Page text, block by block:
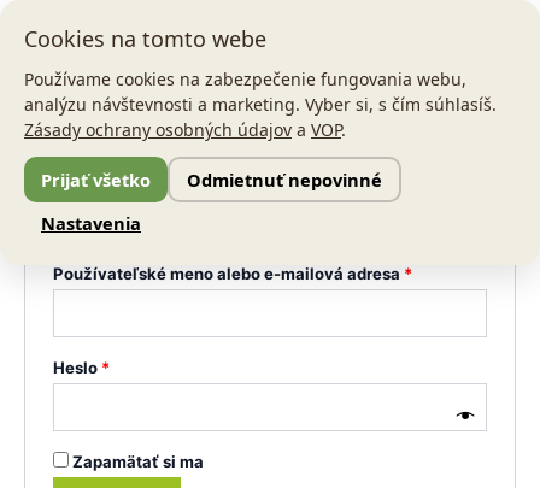
Preskočiť
obsah
Môj účet
Prihlásenie
Používateľské meno alebo e-mailová adresa *
Heslo *
Zapamätať si ma
Cookies na tomto webe
Používame cookies na zabezpečenie fungovania webu,
analýzu návštevnosti a marketing. Vyber si, s čím súhlasíš.
Zásady ochrany osobných údajov a VOP.
Prijať všetko
Odmietnuť nepovinné
Nastavenia